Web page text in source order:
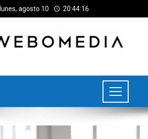
lunes, agosto 10 20:44:17